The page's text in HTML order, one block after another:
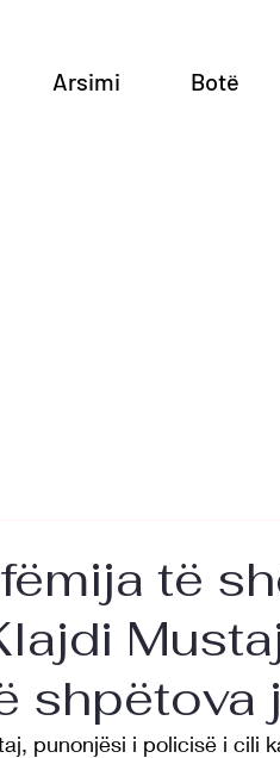
Arsimi Botë
të
shpëtova
punonjësi i policisë i cili